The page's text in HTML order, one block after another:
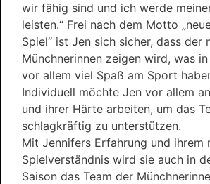
wir fähig sind und ich werde
leisten.“ Frei nach dem Motto
Spiel“ ist Jen sich sicher, dass der
Münchnerinnen zeigen wird, was
vor allem viel Spaß am Sport
Individuell möchte Jen vor allem
und ihrer Härte arbeiten, um das
schlagkräftig zu unterstützen.
Mit Jennifers Erfahrung und ihrem
Spielverständnis wird sie auch in
Saison das Team der